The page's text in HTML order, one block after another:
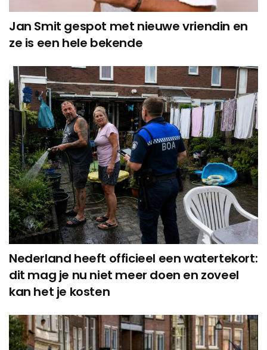
Jan Smit gespot met nieuwe vriendin en
ze is een hele bekende
Nederland heeft officieel een watertekort:
dit mag je nu niet meer doen en zoveel
kan het je kosten